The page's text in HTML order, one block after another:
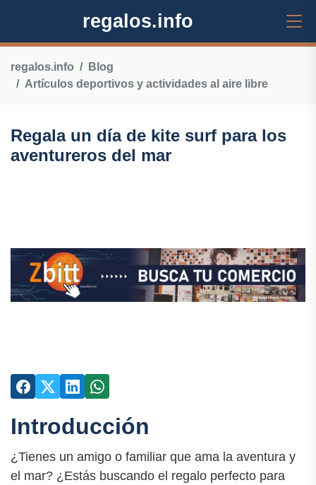
regalos.info
regalos.info
Blog
Artículos deportivos y actividades al aire libre
Regala un día de kite surf para los
aventureros del mar
Introducción
¿Tienes un amigo o familiar que ama la aventura y
el mar? ¿Estás buscando el regalo perfecto para